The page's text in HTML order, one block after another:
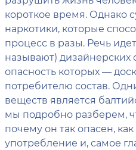
короткое время. Однако
наркотики, которые
процесс в разы. Речь
называют) дизайнерских
опасность которых —
потребителю состав.
веществ является
мы подробно разберем,
почему он так опасен,
употребление и, самое